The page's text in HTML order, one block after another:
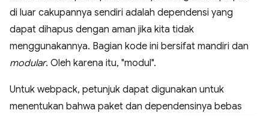
di luar cakupannya sendiri adalah dependensi yang
dapat dihapus dengan aman jika kita tidak
menggunakannya. Bagian kode ini bersifat mandiri dan
modular. Oleh karena itu, "modul".
Untuk webpack, petunjuk dapat digunakan untuk
menentukan bahwa paket dan dependensinya bebas